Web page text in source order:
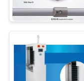
PROPOS
DE
NOUS
Joints
métal